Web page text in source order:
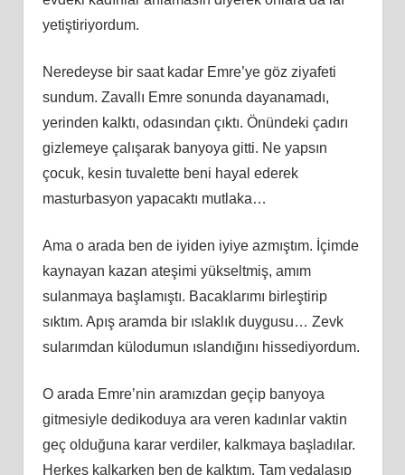
yetiştiriyordum.
Neredeyse bir saat kadar Emre’ye göz ziyafeti
sundum. Zavallı Emre sonunda dayanamadı,
yerinden kalktı, odasından çıktı. Önündeki çadırı
gizlemeye çalışarak banyoya gitti. Ne yapsın
çocuk, kesin tuvalette beni hayal ederek
masturbasyon yapacaktı mutlaka…
Ama o arada ben de iyiden iyiye azmıştım. İçimde
kaynayan kazan ateşimi yükseltmiş, amım
sulanmaya başlamıştı. Bacaklarımı birleştirip
sıktım. Apış aramda bir ıslaklık duygusu… Zevk
sularımdan külodumun ıslandığını hissediyordum.
O arada Emre’nin aramızdan geçip banyoya
gitmesiyle dedikoduya ara veren kadınlar vaktin
geç olduğuna karar verdiler, kalkmaya başladılar.
Herkes kalkarken ben de kalktım. Tam vedalaşıp